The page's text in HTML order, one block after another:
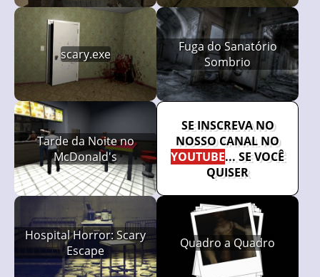
scary.exe
Fuga do Sanatório
Sombrio
Tarde da Noite no
McDonald's
SE INSCREVA NO
NOSSO CANAL NO
YOUTUBE... SE VOCÊ
QUISER
Hospital Horror: Scary
Escape
Quadro a Quadro